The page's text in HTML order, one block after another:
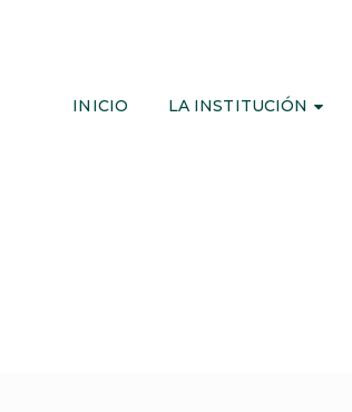
INICIO LA INSTITUCIÓN